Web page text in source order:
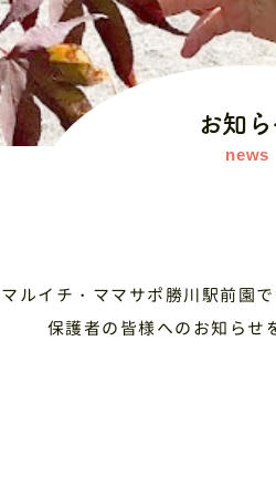
お知
マルイチ・ママサポ勝川駅前園
保護者の皆様へのお知らせ